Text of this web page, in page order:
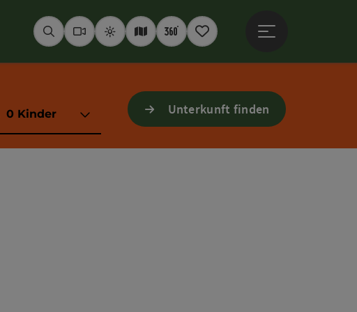
SuchenWebcams
WetterInteraktive Karte
360° Panoramen
Merkzettel
0 Kinder Unterkunft finden